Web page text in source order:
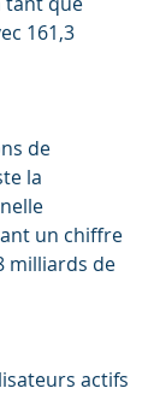
161,3
de
la
un chiffre
milliards de
actifs